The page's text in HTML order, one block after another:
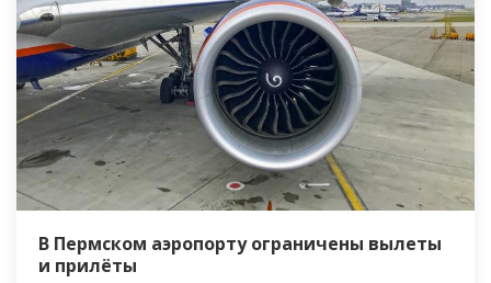
В Пермском аэропорту ограничены вылеты
и прилёты